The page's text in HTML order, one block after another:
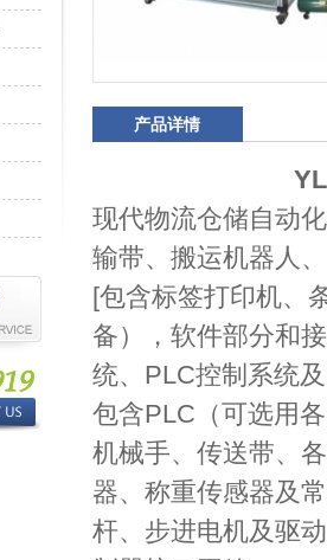
产品详情
现代物流仓储自动
输带、搬运机器人
[包含标签打印机、
备），软件部分和
统、PLC控制系统
包含PLC（可选用
机械手、传送带、
器、称重传感器及
杆、步进电机及驱